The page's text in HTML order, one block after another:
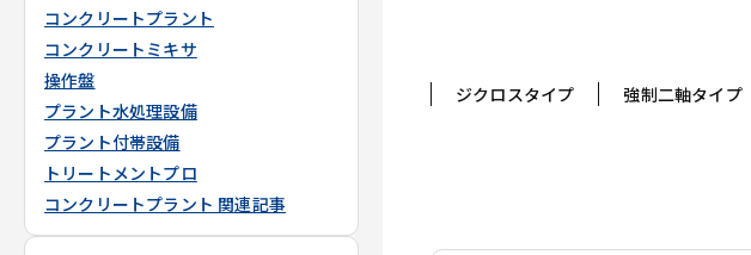
コンクリートプラント
コンクリートミキサ
操作盤
プラント水処理設備
プラント付帯設備
トリートメントプロ
コンクリートプラント 関連記事
ジクロスタイプ 強制二軸タイプ